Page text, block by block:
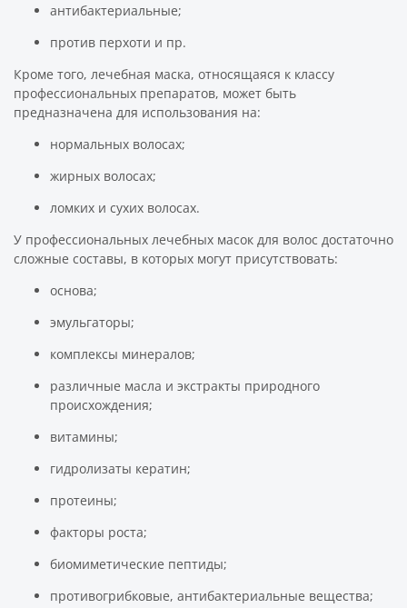
антибактериальные;
против перхоти и пр.
Кроме того, лечебная маска, относящаяся к классу
профессиональных препаратов, может быть
предназначена для использования на:
нормальных волосах;
жирных волосах;
ломких и сухих волосах.
У профессиональных лечебных масок для волос достаточно
сложные составы, в которых могут присутствовать:
основа;
эмульгаторы;
комплексы минералов;
различные масла и экстракты природного
происхождения;
витамины;
гидролизаты кератин;
протеины;
факторы роста;
биомиметические пептиды;
противогрибковые, антибактериальные вещества;